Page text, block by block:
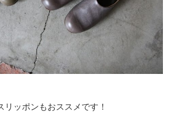
ッポンもおススメです！